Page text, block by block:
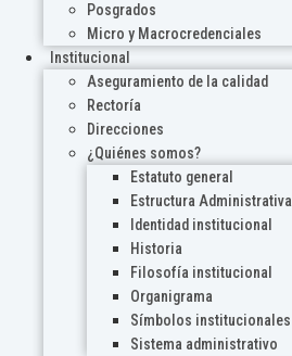
Posgrados
Micro y Macrocredenciales
Institucional
Aseguramiento de la calidad
Rectoría
Direcciones
¿Quiénes somos?
Estatuto general
Estructura Administrativa
Identidad institucional
Historia
Filosofía institucional
Organigrama
Símbolos institucionales
Sistema administrativo